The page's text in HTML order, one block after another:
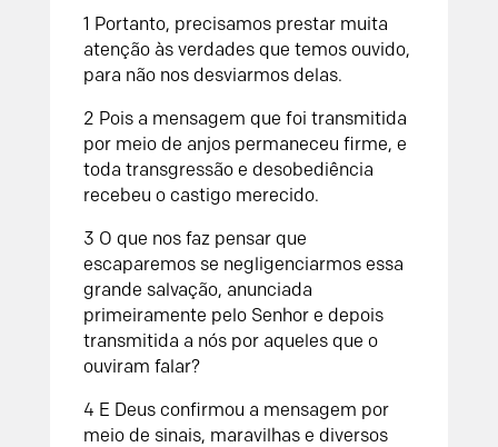
1 Portanto, precisamos prestar muita
atenção às verdades que temos ouvido,
para não nos desviarmos delas.
2 Pois a mensagem que foi transmitida
por meio de anjos permaneceu firme, e
toda transgressão e desobediência
recebeu o castigo merecido.
3 O que nos faz pensar que
escaparemos se negligenciarmos essa
grande salvação, anunciada
primeiramente pelo Senhor e depois
transmitida a nós por aqueles que o
ouviram falar?
4 E Deus confirmou a mensagem por
meio de sinais, maravilhas e diversos